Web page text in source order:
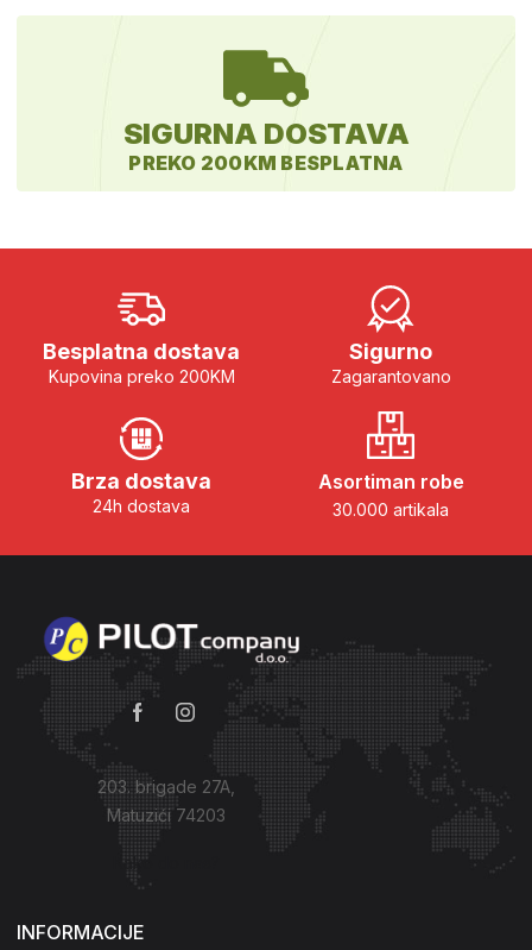
SIGURNA DOSTAVA
PREKO 200KM BESPLATNA
Besplatna dostava
Kupovina preko 200KM
Sigurno
Zagarantovano
Brza dostava
24h dostava
Asortiman robe
30.000 artikala
203. brigade 27A,
Matuzići 74203
Kako do nas?
INFORMACIJE